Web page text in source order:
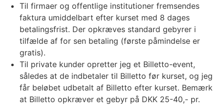
Til firmaer og offentlige institutioner fremsendes
faktura umiddelbart efter kurset med 8 dages
betalingsfrist. Der opkræves standard gebyrer i
tilfælde af for sen betaling (første påmindelse er
gratis).
Til private kunder opretter jeg et Billetto-event,
således at de indbetaler til Billetto før kurset, og jeg
får beløbet udbetalt af Billetto efter kurset. Bemærk
at Billetto opkræver et gebyr på DKK 25-40,- pr.